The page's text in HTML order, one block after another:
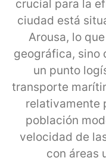
crucial para la
ciudad está
Arousa, lo
geográfica, sino
un punto
transporte
relativamente
población
velocidad de
con áreas